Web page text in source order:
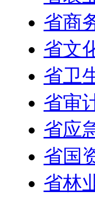
省商
省文
省卫
省审
省应
省国
省林